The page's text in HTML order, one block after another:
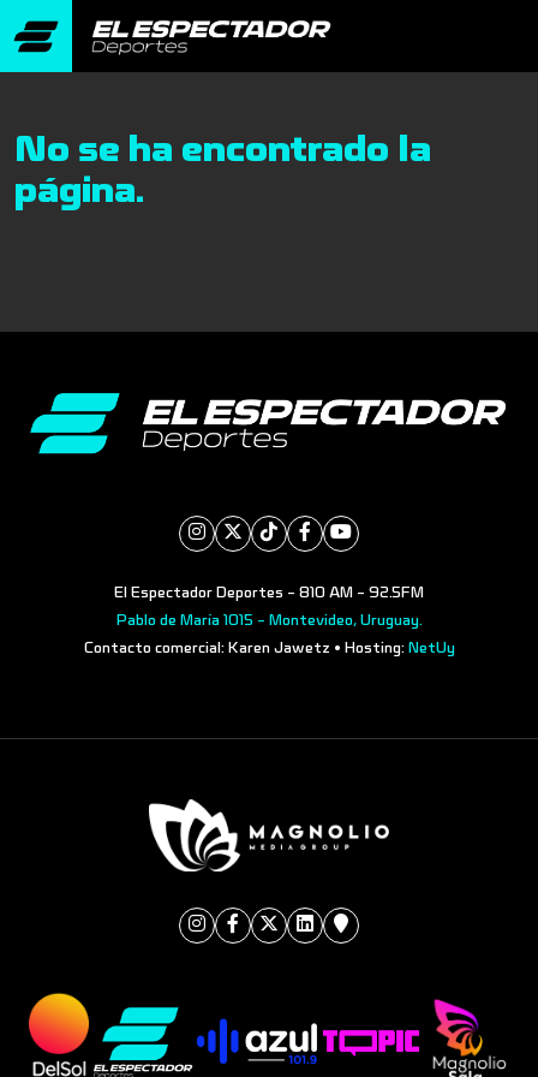
No se ha encontrado la
página.
El Espectador Deportes - 810 AM - 92.5FM
Pablo de María 1015 - Montevideo, Uruguay.
Contacto comercial: Karen Jawetz • Hosting: NetUy